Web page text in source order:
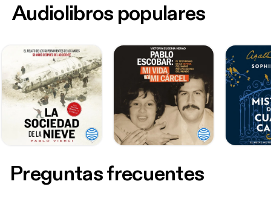
Audiolibros populares
Preguntas frecuentes